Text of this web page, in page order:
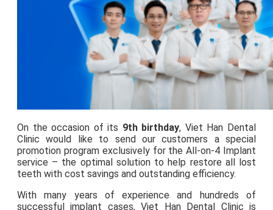
On the occasion of its 9th birthday, Viet Han Dental
Clinic would like to send our customers a special
promotion program exclusively for the All-on-4 Implant
service – the optimal solution to help restore all lost
teeth with cost savings and outstanding efficiency.
With many years of experience and hundreds of
successful implant cases, Viet Han Dental Clinic is